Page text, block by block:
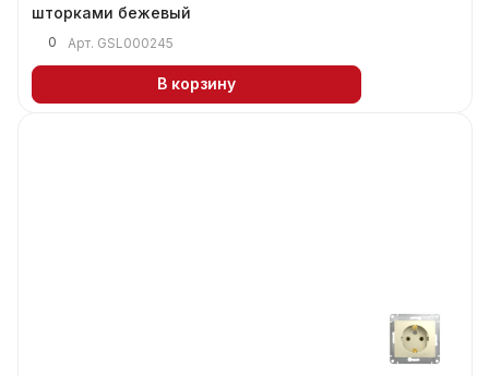
шторками бежевый
0 Арт. GSL000245
В корзину